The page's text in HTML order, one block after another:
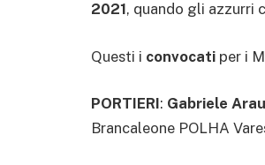
2021, quando gli azzurri
Questi i convocati per i
PORTIERI: Gabriele
Brancaleone POLHA